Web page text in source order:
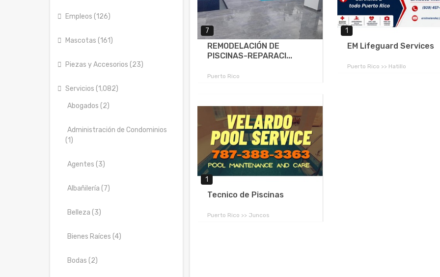
Empleos (126)
Mascotas (161)
Piezas y Accesorios (23)
Servicios (1,082)
Abogados (2)
Administración de Condominios
(1)
Agentes (3)
Albañilería (7)
Belleza (3)
Bienes Raíces (4)
Bodas (2)
7
REMODELACIÓN DE
PISCINAS-REPARACI...
Puerto Rico
1
EM Lifeguard Services
Puerto Rico >> Hatillo
1
Tecnico de Piscinas
Puerto Rico >> Juncos